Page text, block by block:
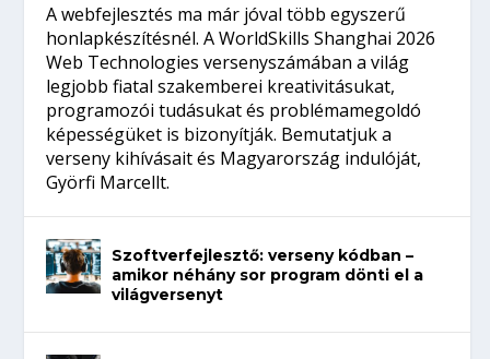
A webfejlesztés ma már jóval több egyszerű
honlapkészítésnél. A WorldSkills Shanghai 2026
Web Technologies versenyszámában a világ
legjobb fiatal szakemberei kreativitásukat,
programozói tudásukat és problémamegoldó
képességüket is bizonyítják. Bemutatjuk a
verseny kihívásait és Magyarország indulóját,
Györfi Marcellt.
Szoftverfejlesztő: verseny kódban –
amikor néhány sor program dönti el a
világversenyt